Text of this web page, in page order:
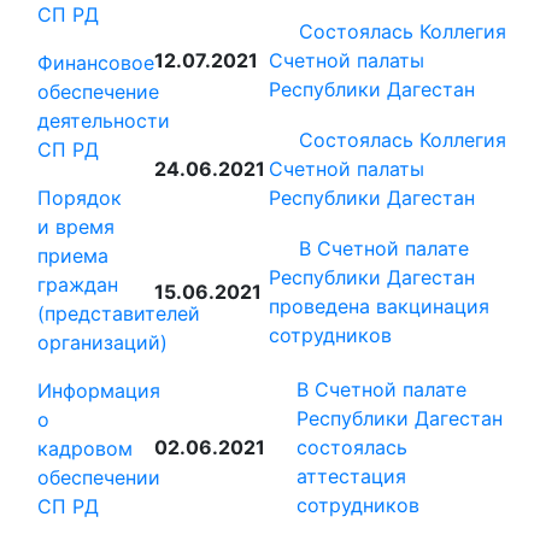
СП РД
Финансовое
обеспечение
деятельности
СП РД
Порядок
и время
приема
граждан
(представителей
организаций)
Информация
о
кадровом
обеспечении
СП РД
12.07.2021
Состоялась Коллегия
Счетной палаты
Республики Дагестан
24.06.2021
Состоялась Коллегия
Счетной палаты
Республики Дагестан
15.06.2021
В Счетной палате
Республики Дагестан
проведена вакцинация
сотрудников
02.06.2021
В Счетной палате
Республики Дагестан
состоялась
аттестация
сотрудников